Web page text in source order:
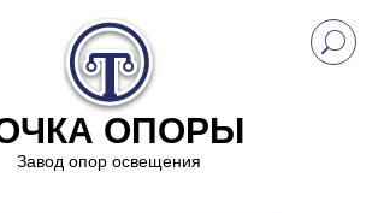
ОПОРЫ
Завод опор освещения